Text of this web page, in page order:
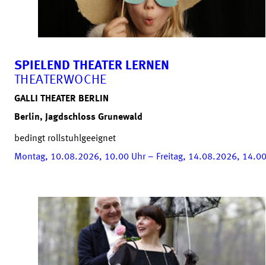
SPIELEND THEATER LERNEN
THEATERWOCHE
GALLI THEATER BERLIN
Berlin, Jagdschloss Grunewald
bedingt rollstuhlgeeignet
Montag, 10.08.2026, 10.00 Uhr– Freitag, 14.08.2026,